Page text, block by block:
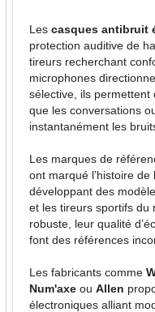
Lescasques antibruit
protection auditive de
tireurs recherchant
microphones
sélective, ils permettent
que les conversations
instantanément les
Les marques de
ont marqué l’histoire
développant des
et les tireurs sportifs du
robuste, leur qualité
font des références
Les fabricants comme
Num'axe ouAllen
électroniques alliant